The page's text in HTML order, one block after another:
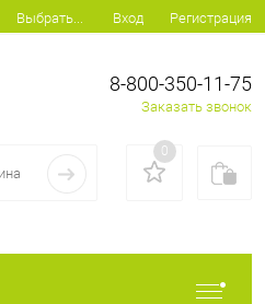
Выбрать... Вход Регистрация
8-800-350-11-75
Заказать звонок
0